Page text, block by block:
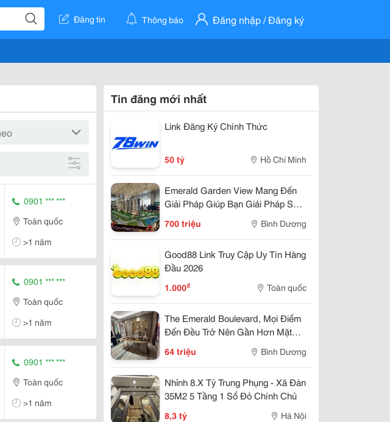
Đăng tin Thông báo Đăng nhập / Đăng ký
0901 *** ***
Toàn quốc
>1 năm
0901 *** ***
Toàn quốc
>1 năm
0901 *** ***
Toàn quốc
>1 năm
Tin đăng mới nhất
Link Đăng Ký Chính Thức
50 tỷ Hồ Chí Minh
Emerald Garden View Mang Đến
Giải Pháp Giúp Bạn Giải Pháp Sở
700 triệu Bình Dương
Good88 Link Truy Cập Uy Tín Hàng
Đầu 2026
1.000₫ Toàn quốc
The Emerald Boulevard, Mọi Điểm
Đến Đều Trở Nên Gần Hơn Mặt
64 triệu Bình Dương
Nhỉnh 8.X Tỷ Trung Phụng - Xã Đàn
35M2 5 Tầng 1 Sổ Đỏ Chính Chủ
8,3 tỷ Hà Nội